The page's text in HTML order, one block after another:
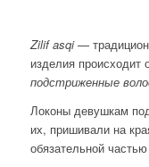
Zilif asqi—
изделия происходит
подстриженные
Локоны девушкам
их, пришивали на
обязательной